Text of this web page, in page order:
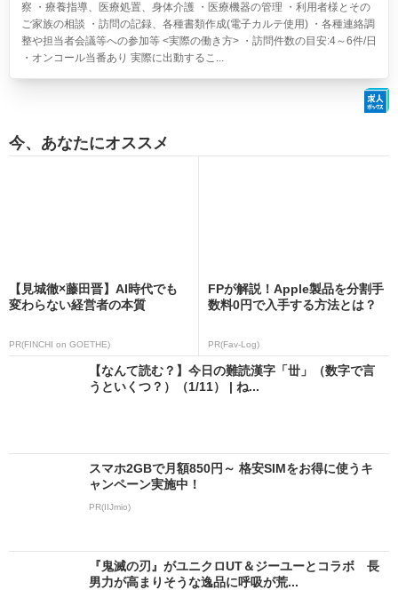
察 ・療養指導、医療処置、身体介護 ・医療機器の管理 ・利用者様とその
ご家族の相談 ・訪問の記録、各種書類作成(電子カルテ使用) ・各種連絡調
整や担当者会議等への参加等 <実際の働き方> ・訪問件数の目安:4～6件/日
・オンコール当番あり 実際に出動するこ...
今、あなたにオススメ
【見城徹×藤田晋】AI時代でも
変わらない経営者の本質
PR(FINCHI on GOETHE)
FPが解説！Apple製品を分割手
数料0円で入手する方法とは？
PR(Fav-Log)
【なんて読む？】今日の難読漢字「丗」（数字で言
うといくつ？）（1/11） | ね...
スマホ2GBで月額850円～ 格安SIMをお得に使うキ
ャンペーン実施中！
PR(IIJmio)
『鬼滅の刃』がユニクロUT＆ジーユーとコラボ 長
男力が高まりそうな逸品に呼吸が荒...